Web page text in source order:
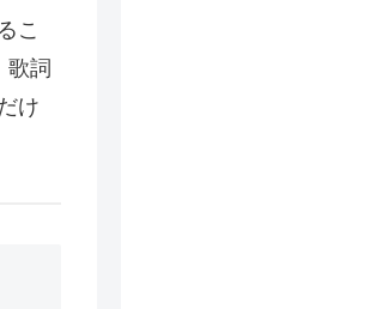
こ
歌詞
け